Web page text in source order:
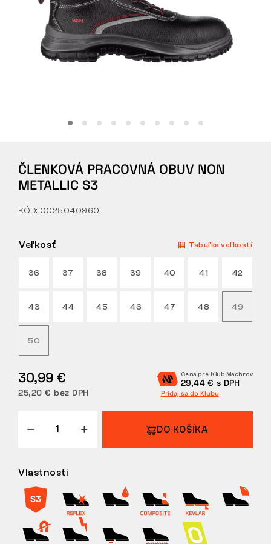
Voľnočasová obuv
Tactical
O NÁS
VRÁTENIE
ČLENKOVÁ PRACOVNÁ OBUV NON
METALLIC S3
KÓD: 0025040960
Veľkosť Tabuľka veľkostí
36 37 38 39 40 41 42
43 44 45 46 47 48 49
50
30,99 €
25,20 € bez DPH
Cena pre Klub Machrov
29,44 € s DPH
Pridaj sa do Klubu
DO KOŠÍKA
Vlastnosti